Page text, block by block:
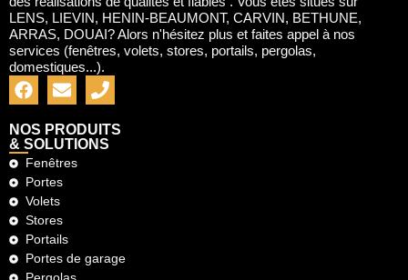
LENS, LIEVIN, HENIN-BEAUMONT, CARVIN, BETHUNE,
ARRAS, DOUAI? Alors n'hésitez plus et faites appel à nos
services (fenêtres, volets, stores, portails, pergolas,
domestiques...).
NOS PRODUITS
& SOLUTIONS
Fenêtres
Portes
Volets
Stores
Portails
Portes de garage